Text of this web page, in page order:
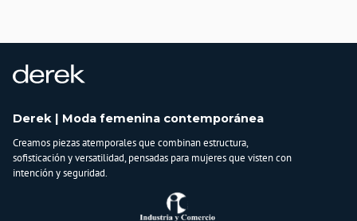
Derek | Moda femenina contemporánea
Creamos piezas atemporales que combinan estructura,
sofisticación y versatilidad, pensadas para mujeres que visten con
intención y seguridad.